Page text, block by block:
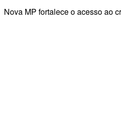
Nova MP fortalece o acesso ao